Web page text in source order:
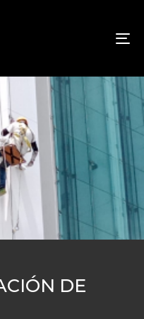
DE